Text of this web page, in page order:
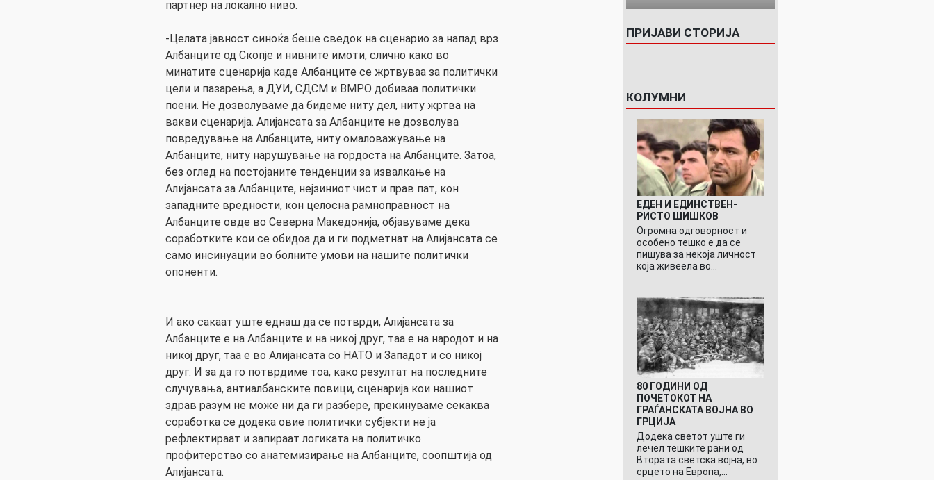
партнер на локално ниво.
-Целата јавност синоќа беше сведок на сценарио за напад врз
Албанците од Скопје и нивните имоти, слично како во
минатите сценарија каде Албанците се жртвуваа за политички
цели и пазарења, а ДУИ, СДСМ и ВМРО добиваа политички
поени. Не дозволуваме да бидеме ниту дел, ниту жртва на
вакви сценарија. Алијансата за Албанците не дозволува
повредување на Албанците, ниту омаловажување на
Албанците, ниту нарушување на гордоста на Албанците. Затоа,
без оглед на постојаните тенденции за извалкање на
Алијансата за Албанците, нејзиниот чист и прав пат, кон
западните вредности, кон целосна рамноправност на
Албанците овде во Северна Македонија, објавуваме дека
соработките кои се обидоа да и ги подметнат на Алијансата се
само инсинуации во болните умови на нашите политички
опоненти.
И ако сакаат уште еднаш да се потврди, Алијансата за
Албанците е на Албанците и на никој друг, таа е на народот и на
никој друг, таа е во Алијансата со НАТО и Западот и со никој
друг. И за да го потврдиме тоа, како резултат на последните
случувања, антиалбанските повици, сценарија кои нашиот
здрав разум не може ни да ги разбере, прекинуваме секаква
соработка се додека овие политички субјекти не ја
рефлектираат и запираат логиката на политичко
профитерство со анатемизирање на Албанците, соопштија од
Алијансата.
ПРИЈАВИ СТОРИЈА
КОЛУМНИ
ЕДЕН И ЕДИНСТВЕН-
РИСТО ШИШКОВ
Огромна одговорност и
особено тешко е да се
пишува за некоја личност
која живеела во…
80 ГОДИНИ ОД
ПОЧЕТОКОТ НА
ГРАЃАНСКАТА ВОЈНА ВО
ГРЦИЈА
Додека светот уште ги
лечел тешките рани од
Втората светска војна, во
срцето на Европа,…